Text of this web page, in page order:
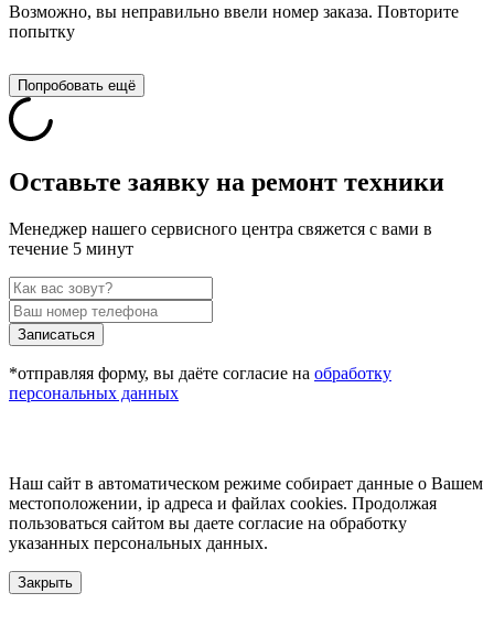
Возможно, вы неправильно ввели номер заказа. Повторите
попытку
Попробовать ещё
Оставьте заявку на ремонт техники
Менеджер нашего сервисного центра свяжется с вами в
течение 5 минут
Записаться
*отправляя форму, вы даёте согласие на обработку
персональных данных
Наш сайт в автоматическом режиме собирает данные о Вашем
местоположении, ip адреса и файлах cookies. Продолжая
пользоваться сайтом вы даете согласие на обработку
указанных персональных данных.
Закрыть